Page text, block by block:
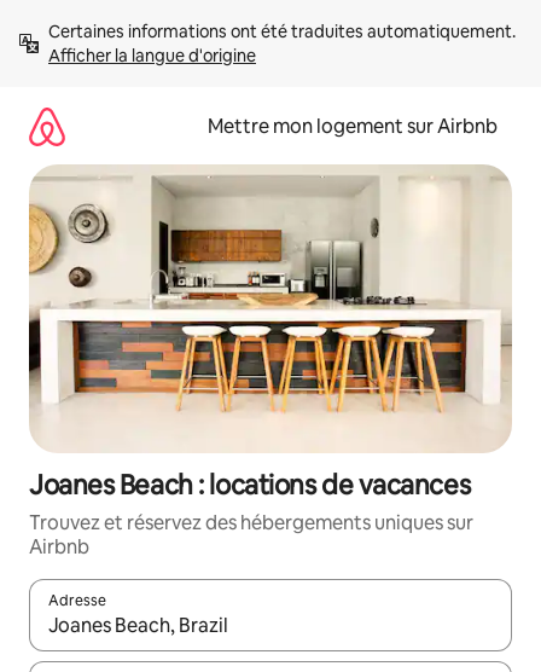
directement
Afficher la langue d'origine
Mettre mon logement sur Airbnb
Joanes Beach : locations de vacances
Trouvez et réservez des hébergements uniques sur
Airbnb
Adresse
Lorsque les résultats s'affichent, utilisez les flèches vers le